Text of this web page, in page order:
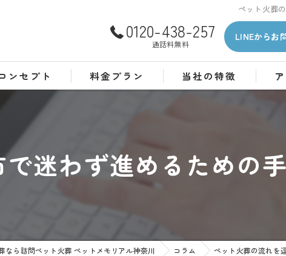
ペット火葬
0120-438-257
通話料無料
LINEからお
ンセプト
くある質問
料金プラン 当社の特徴
訪問
迷わず進めるための
なら訪問ペット火葬 ペットメモリアル神奈川 コラム ペット火葬の流れを